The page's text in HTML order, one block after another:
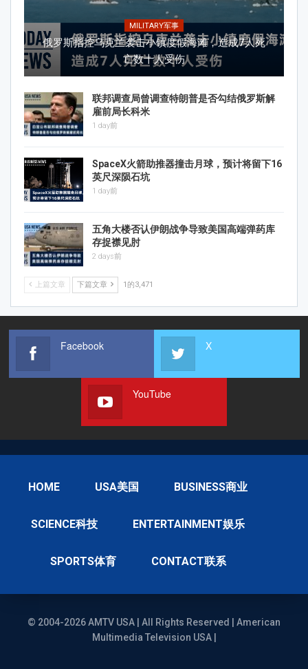
MILITARY军事
俄罗斯指控乌克兰袭击小镇度假海滩，造成7人死
亡数十人受伤
联邦调查局曾调查特朗普是否勾结俄罗斯解
雇前局长科米
1 day前
SpaceX火箭助推器撞击月球，预计将留下16
英尺深陨石坑
1 day前
五角大楼否认伊朗战争导致美国高端弹药库
存捉襟见肘
2 days前
上篇文章 下篇文章 1的3,471
Facebook X
YouTube
HOME USA美国 BUSINESS商业
SCIENCE科技 ENTERTAINMENT娱乐
SPORTS体育 CONTACT联系
© 2004-2026 AMTV USA | All Rights Reserved | American
Multimedia Television USA |